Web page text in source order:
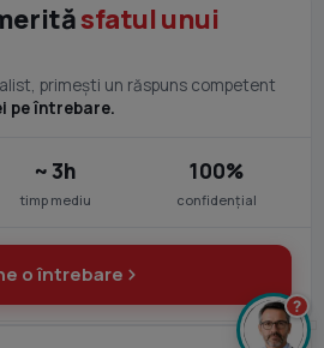
sfatul unui
primești un răspuns competent
pe întrebare.
~ 3h
timp mediu
100%
confidențial
o întrebare
?